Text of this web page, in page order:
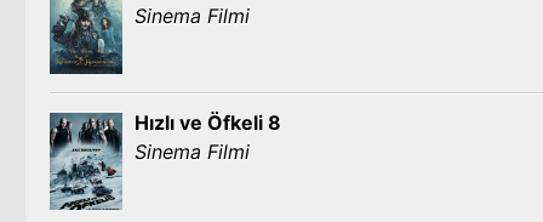
Sinema Filmi
Hızlı ve Öfkeli 8
Sinema Filmi